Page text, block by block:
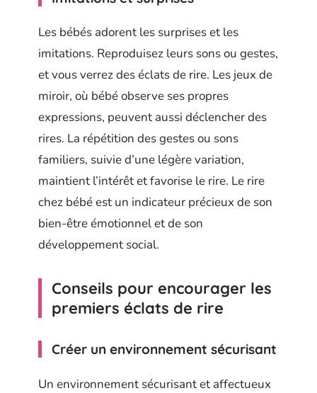
Les bébés adorent les surprises et les
imitations. Reproduisez leurs sons ou gestes,
et vous verrez des éclats de rire. Les jeux de
miroir, où bébé observe ses propres
expressions, peuvent aussi déclencher des
rires. La répétition des gestes ou sons
familiers, suivie d’une légère variation,
maintient l’intérêt et favorise le rire. Le rire
chez bébé est un indicateur précieux de son
bien-être émotionnel et de son
développement social.
Conseils pour encourager les
premiers éclats de rire
Créer un environnement sécurisant
Un environnement sécurisant et affectueux